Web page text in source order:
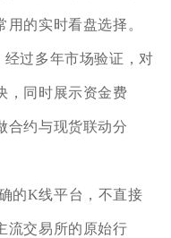
的实时看盘选择。
过多年市场验证，对
，同时展示资金费
合约与现货联动分
的K线平台，不直接
流交易所的原始行